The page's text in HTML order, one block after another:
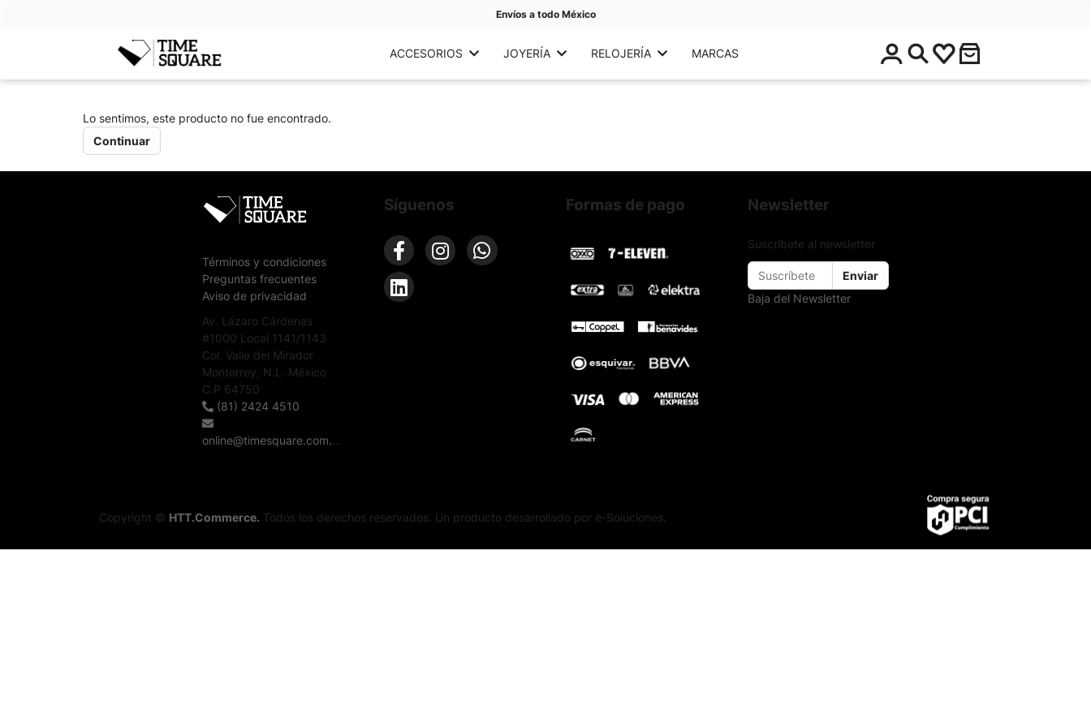
Envíos a todo México
Timesquare ACCESORIOS JOYERÍA RELOJERÍA MARCAS
$
0
.
Lo sentimos, este producto no fue encontrado.
Continuar
Términos y condiciones
Preguntas frecuentes
Aviso de privacidad
Av. Lázaro Cárdenas
#1000 Local 1141/1143
Col. Valle del Mirador
Monterrey, N.L. México
C.P 64750
(81) 2424 4510
online@timesquare.com.mx
Síguenos Formas de pago Newsletter
Suscríbete al newsletter
Enviar
Baja del Newsletter
Copyright © HTT.Commerce. Todos los derechos reservados. Un producto desarrollado por e-Soluciones.